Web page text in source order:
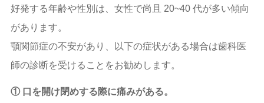
スポーツデンティスト
ブログ
好発する年齢や性別は、女性で尚且 20~40 代が多い傾向
があります。
顎関節症の不安があり、以下の症状がある場合は歯科医
師の診断を受けることをお勧めします。
① 口を開け閉めする際に痛みがある。